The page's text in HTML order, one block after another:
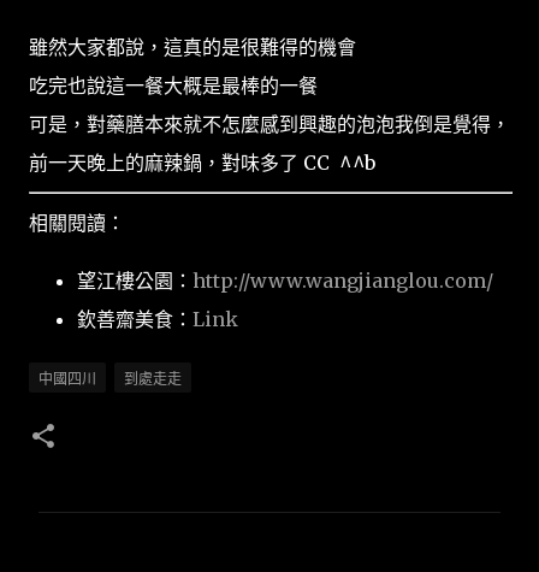
雖然大家都說，這真的是很難得的機會
吃完也說這一餐大概是最棒的一餐
可是，對藥膳本來就不怎麼感到興趣的泡泡我倒是覺得，
前一天晚上的麻辣鍋，對味多了 CC ^^b
相關閱讀：
望江樓公園： http://www.wangjianglou.com/
欽善齋美食： Link
中國四川 到處走走